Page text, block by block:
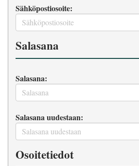
Sähköpostiosoite:
Salasana
Salasana:
Salasana uudestaan:
Osoitetiedot